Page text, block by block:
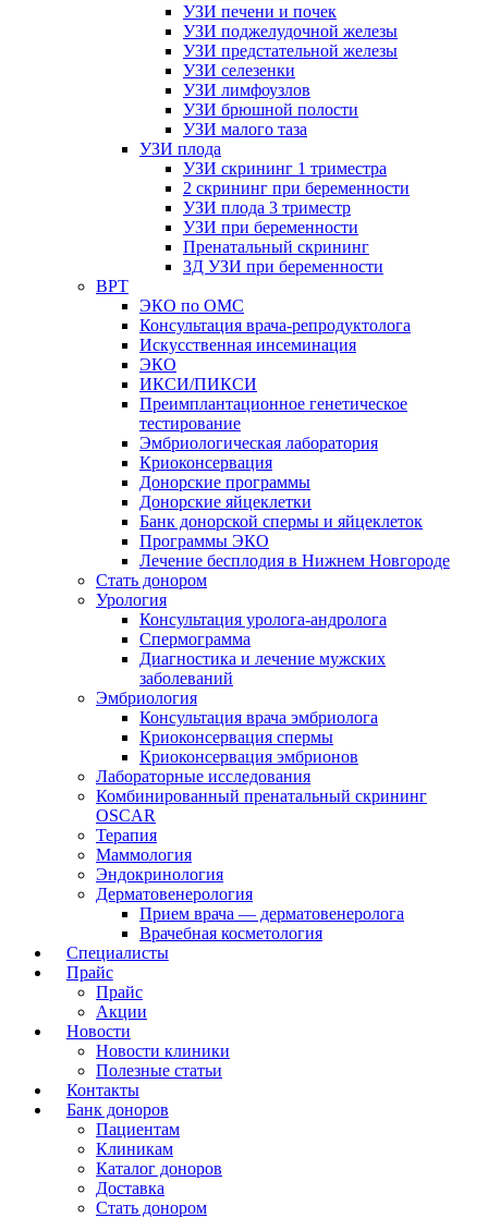
УЗИ печени и почек
УЗИ поджелудочной железы
УЗИ предстательной железы
УЗИ селезенки
УЗИ лимфоузлов
УЗИ брюшной полости
УЗИ малого таза
УЗИ плода
УЗИ скрининг 1 триместра
2 скрининг при беременности
УЗИ плода 3 триместр
УЗИ при беременности
Пренатальный скрининг
3Д УЗИ при беременности
ВРТ
ЭКО по ОМС
Консультация врача-репродуктолога
Искусственная инсеминация
ЭКО
ИКСИ/ПИКСИ
Преимплантационное генетическое
тестирование
Эмбриологическая лаборатория
Криоконсервация
Донорские программы
Донорские яйцеклетки
Банк донорской спермы и яйцеклеток
Программы ЭКО
Лечение бесплодия в Нижнем Новгороде
Стать донором
Урология
Консультация уролога-андролога
Спермограмма
Диагностика и лечение мужских
заболеваний
Эмбриология
Консультация врача эмбриолога
Криоконсервация спермы
Криоконсервация эмбрионов
Лабораторные исследования
Комбинированный пренатальный скрининг
OSCAR
Терапия
Маммология
Эндокринология
Дерматовенерология
Прием врача — дерматовенеролога
Врачебная косметология
Специалисты
Прайс
Прайс
Акции
Новости
Новости клиники
Полезные статьи
Контакты
Банк доноров
Пациентам
Клиникам
Каталог доноров
Доставка
Стать донором